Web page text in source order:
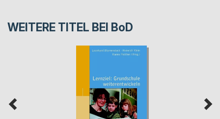
WEITERE TITEL BEI BoD